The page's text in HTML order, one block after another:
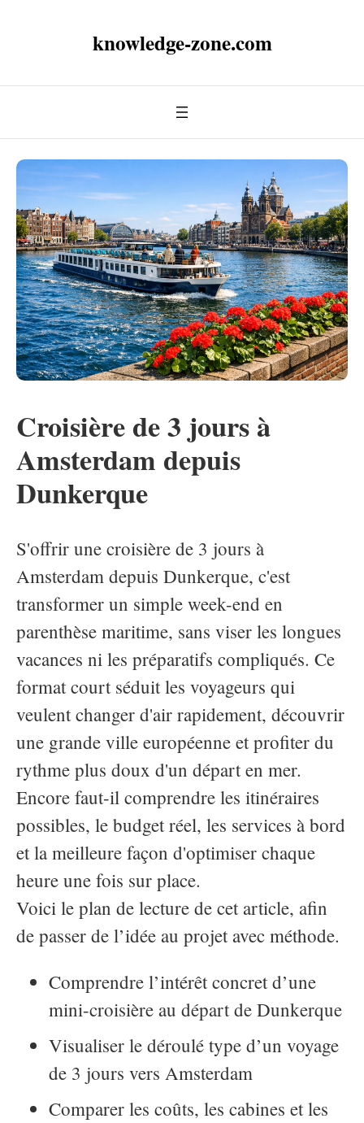
knowledge-zone.com
Croisière de 3 jours à
Amsterdam depuis
Dunkerque
S'offrir une croisière de 3 jours à
Amsterdam depuis Dunkerque, c'est
transformer un simple week-end en
parenthèse maritime, sans viser les longues
vacances ni les préparatifs compliqués. Ce
format court séduit les voyageurs qui
veulent changer d'air rapidement, découvrir
une grande ville européenne et profiter du
rythme plus doux d'un départ en mer.
Encore faut-il comprendre les itinéraires
possibles, le budget réel, les services à bord
et la meilleure façon d'optimiser chaque
heure une fois sur place.
Voici le plan de lecture de cet article, afin
de passer de l’idée au projet avec méthode.
Comprendre l’intérêt concret d’une
mini-croisière au départ de Dunkerque
Visualiser le déroulé type d’un voyage
de 3 jours vers Amsterdam
Comparer les coûts, les cabines et les